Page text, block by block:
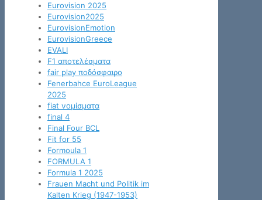
Eurovision 2025
Eurovision2025
EurovisionEmotion
EurovisionGreece
EVALI
F1 αποτελέσματα
fair play ποδόσφαιρο
Fenerbahce EuroLeague
2025
fiat νομίσματα
final 4
Final Four BCL
Fit for 55
Formoula 1
FORMULA 1
Formula 1 2025
Frauen Macht und Politik im
Kalten Krieg (1947-1953)